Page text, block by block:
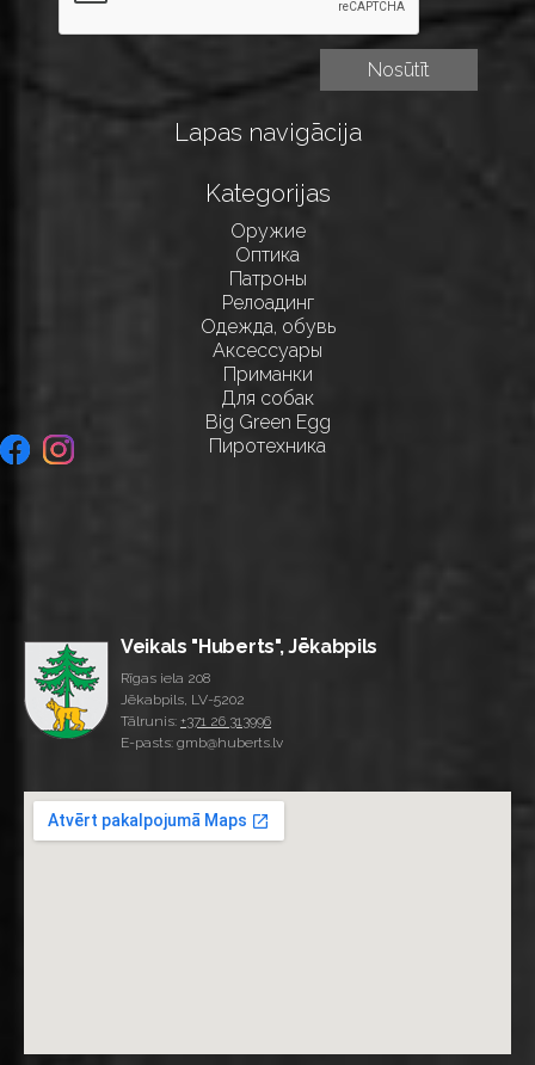
Lapas navigācija
Kategorijas
Оружие
Оптика
Патроны
Релоадинг
Одежда, обувь
Аксессуары
Приманки
Для собак
Big Green Egg
Пиротехника
Veikals "Huberts", Jēkabpils
Rīgas iela 208
Jēkabpils, LV-5202
Tālrunis: +371 26 313996
E-pasts: gmb@huberts.lv